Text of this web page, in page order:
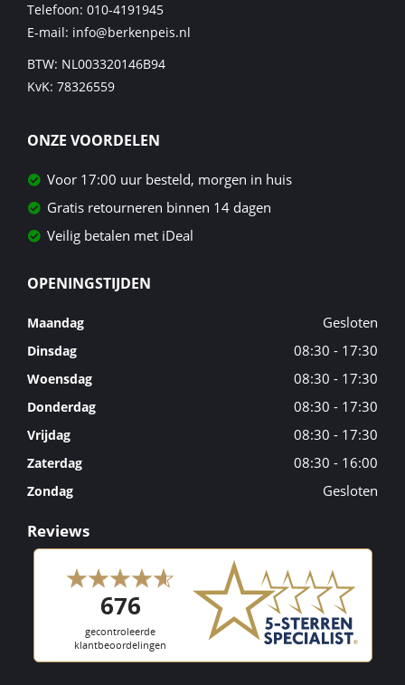
Telefoon: 010-4191945
E-mail: info@berkenpeis.nl
BTW: NL003320146B94
KvK: 78326559
ONZE VOORDELEN
Voor 17:00 uur besteld, morgen in huis
Gratis retourneren binnen 14 dagen
Veilig betalen met iDeal
OPENINGSTIJDEN
Maandag Gesloten
Dinsdag 08:30 - 17:30
Woensdag 08:30 - 17:30
Donderdag 08:30 - 17:30
Vrijdag 08:30 - 17:30
Zaterdag 08:30 - 16:00
Zondag Gesloten
Reviews